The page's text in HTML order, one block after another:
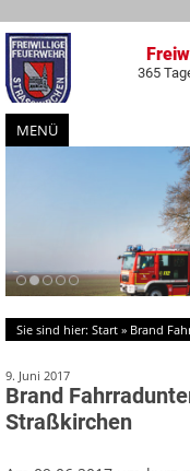
365
MENÜ
Sie sind hier: Start » Brand
9. Juni 2017
Brand
Straßkirchen